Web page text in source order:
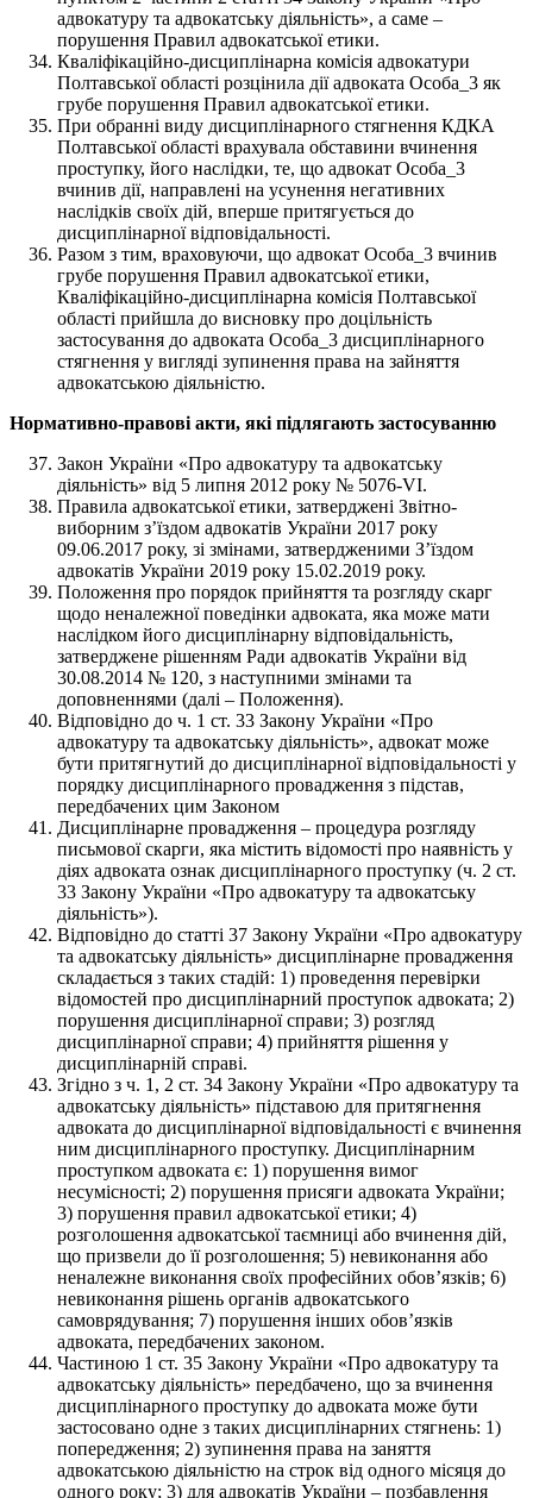
адвокатуру та адвокатську діяльність», а саме –
порушення Правил адвокатської етики.
Кваліфікаційно-дисциплінарна комісія адвокатури
Полтавської області розцінила дії адвоката Особа_3 як
грубе порушення Правил адвокатської етики.
При обранні виду дисциплінарного стягнення КДКА
Полтавської області врахувала обставини вчинення
проступку, його наслідки, те, що адвокат Особа_3
вчинив дії, направлені на усунення негативних
наслідків своїх дій, вперше притягується до
дисциплінарної відповідальності.
Разом з тим, враховуючи, що адвокат Особа_3 вчинив
грубе порушення Правил адвокатської етики,
Кваліфікаційно-дисциплінарна комісія Полтавської
області прийшла до висновку про доцільність
застосування до адвоката Особа_3 дисциплінарного
стягнення у вигляді зупинення права на зайняття
адвокатською діяльністю.
Нормативно-правові акти, які підлягають застосуванню
Закон України «Про адвокатуру та адвокатську
діяльність» від 5 липня 2012 року № 5076-VI.
Правила адвокатської етики, затверджені Звітно-
виборним з’їздом адвокатів України 2017 року
09.06.2017 року, зі змінами, затвердженими З’їздом
адвокатів України 2019 року 15.02.2019 року.
Положення про порядок прийняття та розгляду скарг
щодо неналежної поведінки адвоката, яка може мати
наслідком його дисциплінарну відповідальність,
затверджене рішенням Ради адвокатів України від
30.08.2014 № 120, з наступними змінами та
доповненнями (далі – Положення).
Відповідно до ч. 1 ст. 33 Закону України «Про
адвокатуру та адвокатську діяльність», адвокат може
бути притягнутий до дисциплінарної відповідальності у
порядку дисциплінарного провадження з підстав,
передбачених цим Законом
Дисциплінарне провадження – процедура розгляду
письмової скарги, яка містить відомості про наявність у
діях адвоката ознак дисциплінарного проступку (ч. 2 ст.
33 Закону України «Про адвокатуру та адвокатську
діяльність»).
Відповідно до статті 37 Закону України «Про адвокатуру
та адвокатську діяльність» дисциплінарне провадження
складається з таких стадій: 1) проведення перевірки
відомостей про дисциплінарний проступок адвоката; 2)
порушення дисциплінарної справи; 3) розгляд
дисциплінарної справи; 4) прийняття рішення у
дисциплінарній справі.
Згідно з ч. 1, 2 ст. 34 Закону України «Про адвокатуру та
адвокатську діяльність» підставою для притягнення
адвоката до дисциплінарної відповідальності є вчинення
ним дисциплінарного проступку. Дисциплінарним
проступком адвоката є: 1) порушення вимог
несумісності; 2) порушення присяги адвоката України;
3) порушення правил адвокатської етики; 4)
розголошення адвокатської таємниці або вчинення дій,
що призвели до її розголошення; 5) невиконання або
неналежне виконання своїх професійних обов’язків; 6)
невиконання рішень органів адвокатського
самоврядування; 7) порушення інших обов’язків
адвоката, передбачених законом.
Частиною 1 ст. 35 Закону України «Про адвокатуру та
адвокатську діяльність» передбачено, що за вчинення
дисциплінарного проступку до адвоката може бути
застосовано одне з таких дисциплінарних стягнень: 1)
попередження; 2) зупинення права на заняття
адвокатською діяльністю на строк від одного місяця до
одного року; 3) для адвокатів України – позбавлення